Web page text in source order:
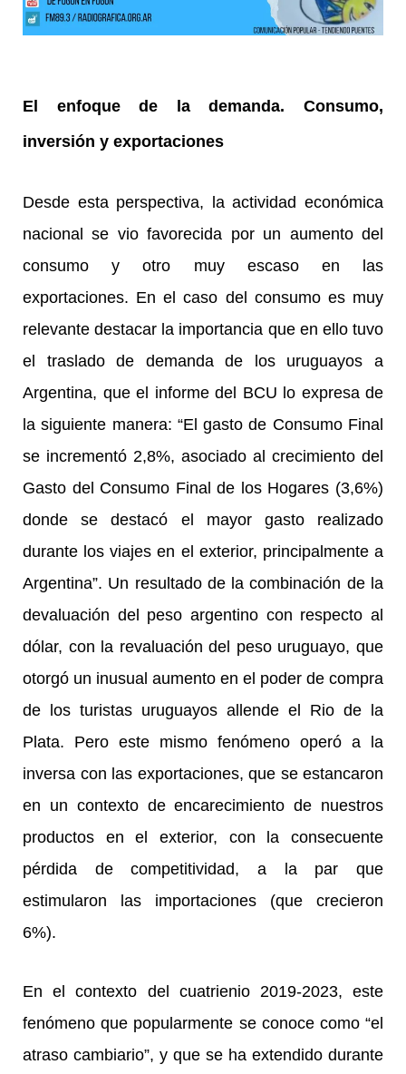
El enfoque de la demanda. Consumo,
inversión y exportaciones
Desde esta perspectiva, la actividad económica
nacional se vio favorecida por un aumento del
consumo y otro muy escaso en las
exportaciones. En el caso del consumo es muy
relevante destacar la importancia que en ello tuvo
el traslado de demanda de los uruguayos a
Argentina, que el informe del BCU lo expresa de
la siguiente manera: “El gasto de Consumo Final
se incrementó 2,8%, asociado al crecimiento del
Gasto del Consumo Final de los Hogares (3,6%)
donde se destacó el mayor gasto realizado
durante los viajes en el exterior, principalmente a
Argentina”. Un resultado de la combinación de la
devaluación del peso argentino con respecto al
dólar, con la revaluación del peso uruguayo, que
otorgó un inusual aumento en el poder de compra
de los turistas uruguayos allende el Rio de la
Plata. Pero este mismo fenómeno operó a la
inversa con las exportaciones, que se estancaron
en un contexto de encarecimiento de nuestros
productos en el exterior, con la consecuente
pérdida de competitividad, a la par que
estimularon las importaciones (que crecieron
6%).
En el contexto del cuatrienio 2019-2023, este
fenómeno que popularmente se conoce como “el
atraso cambiario”, y que se ha extendido durante